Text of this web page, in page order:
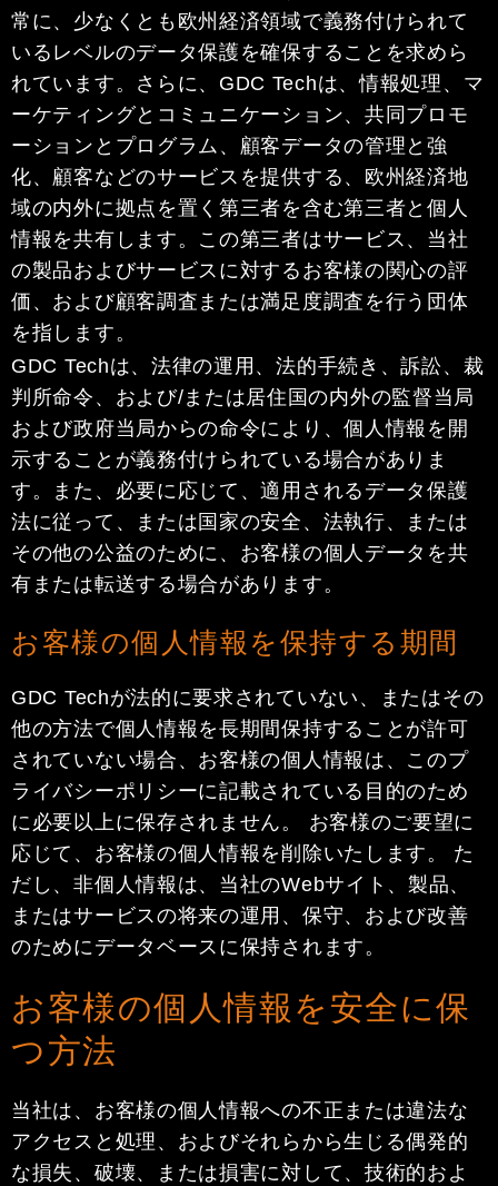
常に、少なくとも欧州経済領域で義務付けられて
いるレベルのデータ保護を確保することを求めら
れています。さらに、GDC Techは、情報処理、マ
ーケティングとコミュニケーション、共同プロモ
ーションとプログラム、顧客データの管理と強
化、顧客などのサービスを提供する、欧州経済地
域の内外に拠点を置く第三者を含む第三者と個人
情報を共有します。この第三者はサービス、当社
の製品およびサービスに対するお客様の関心の評
価、および顧客調査または満足度調査を行う団体
を指します。
GDC Techは、法律の運用、法的手続き、訴訟、裁
判所命令、および/または居住国の内外の監督当局
および政府当局からの命令により、個人情報を開
示することが義務付けられている場合がありま
す。また、必要に応じて、適用されるデータ保護
法に従って、または国家の安全、法執行、または
その他の公益のために、お客様の個人データを共
有または転送する場合があります。
お客様の個人情報を保持する期間
GDC Techが法的に要求されていない、またはその
他の方法で個人情報を長期間保持することが許可
されていない場合、お客様の個人情報は、このプ
ライバシーポリシーに記載されている目的のため
に必要以上に保存されません。 お客様のご要望に
応じて、お客様の個人情報を削除いたします。 た
だし、非個人情報は、当社のWebサイト、製品、
またはサービスの将来の運用、保守、および改善
のためにデータベースに保持されます。
お客様の個人情報を安全に保
つ方法
当社は、お客様の個人情報への不正または違法な
アクセスと処理、およびそれらから生じる偶発的
な損失、破壊、または損害に対して、技術的およ